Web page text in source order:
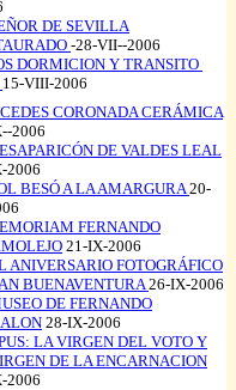
DE SEVILLA
-28-VII--2006
DORMICION Y TRANSITO
15-VIII-2006
CORONADA CERÁMICA
2006
DE VALDES LEAL
2006
BESÓ A LA AMARGURA20-
FERNANDO
21-IX-2006
ANIVERSARIO FOTOGRÁFICO
BUENAVENTURA26-IX-2006
DE FERNANDO
28-IX-2006
LA VIRGEN DEL VOTO Y
DE LA ENCARNACION
2006